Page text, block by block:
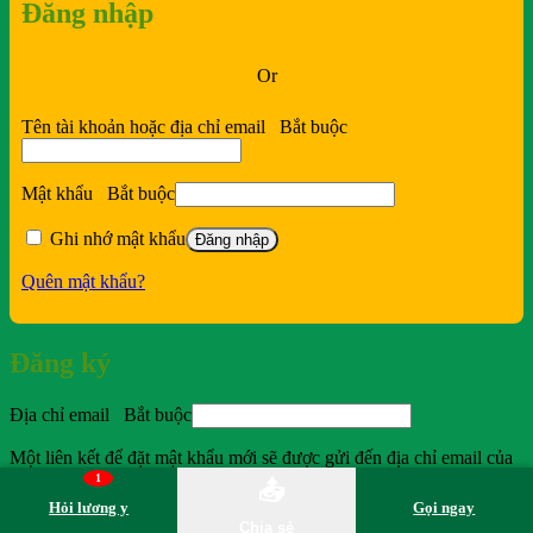
1
Hỏi lương y Gọi ngay
Đăng nhập
Or
Tên tài khoản hoặc địa chỉ email Bắt buộc
Mật khẩu Bắt buộc
Ghi nhớ mật khẩu Đăng nhập
Quên mật khẩu?
Đăng ký
Địa chỉ email Bắt buộc
Một liên kết để đặt mật khẩu mới sẽ được gửi đến địa chỉ email của
Đăng ký